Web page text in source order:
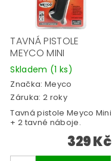
TAVNÁ PISTOLE
MEYCO MINI
Skladem (1 ks)
Značka: Meyco
Záruka: 2 roky
Tavná pistole Meyco Mini
+ 2 tavné náboje.
329 Kč